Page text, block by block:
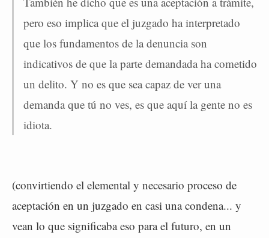
pero eso implica que el juzgado ha interpretado
que los fundamentos de la denuncia son
indicativos de que la parte demandada ha cometido
un delito. Y no es que sea capaz de ver una
demanda que tú no ves, es que aquí la gente no es
idiota.
(convirtiendo el elemental y necesario proceso de
aceptación en un juzgado en casi una condena... y
vean lo que significaba eso para el futuro, en un